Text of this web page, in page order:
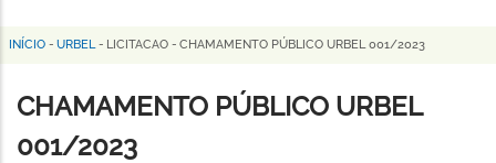
Horizonte
Trilha
de
navegação
INÍCIO - URBEL - LICITACAO - CHAMAMENTO PÚBLICO URBEL 001/2023
CHAMAMENTO PÚBLICO URBEL
001/2023